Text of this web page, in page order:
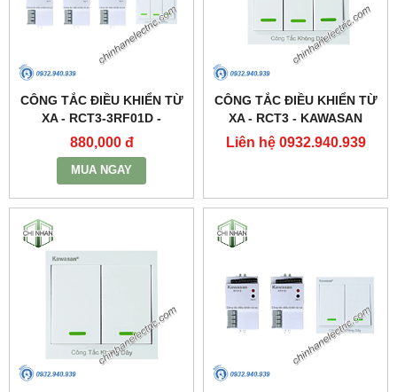
CÔNG TẮC ĐIỀU KHIỂN TỪ
XA - RCT3-3RF01D -
KAWASAN
880,000 đ
MUA NGAY
CÔNG TẮC ĐIỀU KHIỂN TỪ
XA - RCT3 - KAWASAN
Liên hệ 0932.940.939